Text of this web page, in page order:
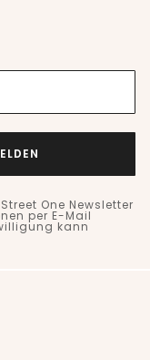
One Newsletter
per E-Mail
kann